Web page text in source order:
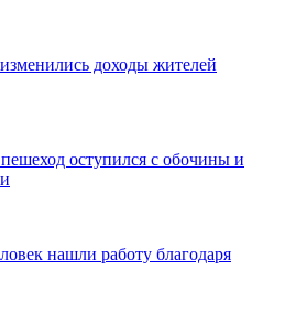
доходы жителей
оступился с обочины и
нашли работу благодаря